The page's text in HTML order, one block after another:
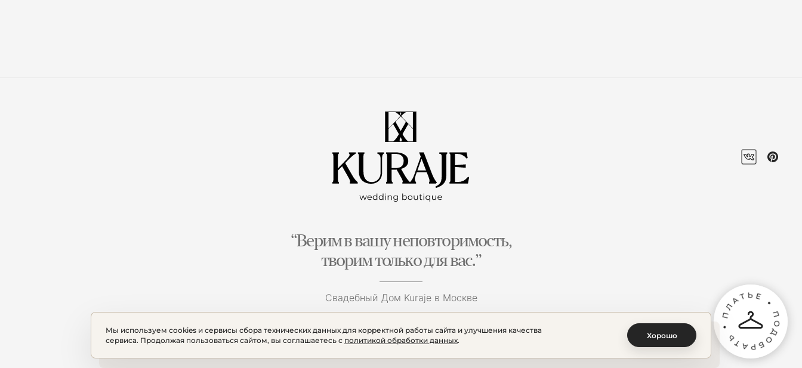
Мы используем cookies и сервисы сбора технических данных для корректной работы сайта и улучшения качества
сервиса. Продолжая пользоваться сайтом, вы соглашаетесь с политикой обработки данных.
Хорошо
“Верим в вашу неповторимость,
творим только для вас.”
Свадебный Дом Kuraje в Москве